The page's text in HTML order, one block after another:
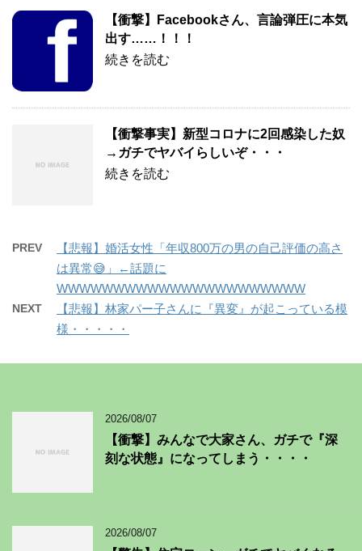
【衝撃】Facebookさん、言論弾圧に本気
出す……！！！
続きを読む
【衝撃事実】新型コロナに2回感染した奴
→ガチでヤバイらしいぞ・・・
続きを読む
PREV
【悲報】婚活女性「年収800万の男の自己評価の高さ
は異常😅」←話題に
WWWWWWWWWWWWWWWWWWWWWW
NEXT
【悲報】林家パー子さんに『異変』が起こっている模
様・・・・・
2026/08/07
【衝撃】みんなで大家さん、ガチで『深
刻な状態』になってしまう・・・・
2026/08/07